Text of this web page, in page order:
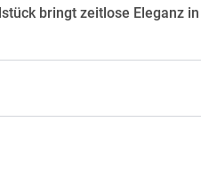
bringt zeitlose Eleganz